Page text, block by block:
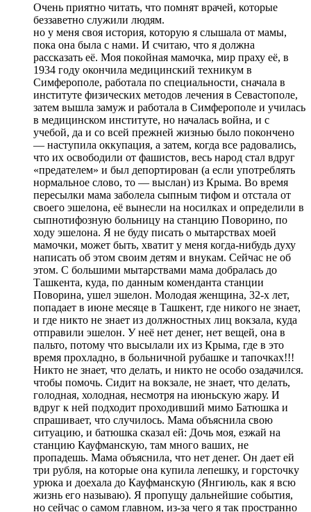
Очень приятно читать, что помнят врачей, которые
беззаветно служили людям.
но у меня своя история, которую я слышала от мамы,
пока она была с нами. И считаю, что я должна
рассказать её. Моя покойная мамочка, мир праху её, в
1934 году окончила медицинский техникум в
Симферополе, работала по специальности, сначала в
институте физических методов лечения в Севастополе,
затем вышла замуж и работала в Симферополе и училась
в медицинском институте, но началась война, и с
учебой, да и со всей прежней жизнью было покончено
— наступила оккупация, а затем, когда все радовались,
что их освободили от фашистов, весь народ стал вдруг
«предателем» и был депортирован (а если употреблять
нормальное слово, то — выслан) из Крыма. Во время
пересылки мама заболела сыпным тифом и отстала от
своего эшелона, её вынесли на носилках и определили в
сыпнотифозную больницу на станцию Поворино, по
ходу эшелона. Я не буду писать о мытарствах моей
мамочки, может быть, хватит у меня когда-нибудь духу
написать об этом своим детям и внукам. Сейчас не об
этом. С большими мытарствами мама добралась до
Ташкента, куда, по данным коменданта станции
Поворина, ушел эшелон. Молодая женщина, 32-х лет,
попадает в июне месяце в Ташкент, где никого не знает,
и где никто не знает из должностных лиц вокзала, куда
отправили эшелон. У неё нет денег, нет вещей, она в
пальто, потому что высылали их из Крыма, где в это
время прохладно, в больничной рубашке и тапочках!!!
Никто не знает, что делать, и никто не особо озадачился.
чтобы помочь. Сидит на вокзале, не знает, что делать,
голодная, холодная, несмотря на июньскую жару. И
вдруг к ней подходит проходивший мимо Батюшка и
спрашивает, что случилось. Мама объяснила свою
ситуацию, и батюшка сказал ей: Дочь моя, езжай на
станцию Кауфманскую, там много ваших, не
пропадешь. Мама объяснила, что нет денег. Он дает ей
три рубля, на которые она купила лепешку, и горсточку
урюка и доехала до Кауфманскую (Янгиюль, как я всю
жизнь его называю). Я пропущу дальнейшие события,
но сейчас о самом главном, из-за чего я так пространно